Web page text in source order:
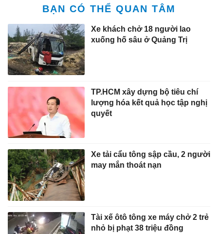
BẠN CÓ THỂ QUAN TÂM
Xe khách chở 18 người lao
xuống hố sâu ở Quảng Trị
TP.HCM xây dựng bộ tiêu chí
lượng hóa kết quả học tập nghị
quyết
Xe tải cẩu tông sập cầu, 2 người
may mắn thoát nạn
Tài xế ôtô tông xe máy chở 2 trẻ
nhỏ bị phạt 38 triệu đồng